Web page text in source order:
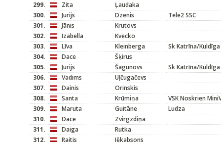
299.
Zita
Ļaudaka
300.
Jurijs Dzenis
Tele2 SSC
301.
Jānis
Krutovs
302.
Izabella
Kvecko
303.
Līva Kleinberga
Sk Katrīna/Kuldīga
304.
Dace
Šķirus
305.
Jurijs Šagunovs
Sk Katrīna/Kuldīga
306.
Vadims
Uļčugačevs
307.
Dainis
Orinskis
308.
Santa Krūmiņa
VSK Noskrien
309.
Maruta Guitāne
Ludza
310.
Dace
Zvirgzdiņa
311.
Daiga
Rutka
312.
Raitis
Jēkabsons